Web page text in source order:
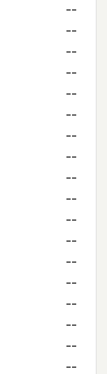
--
--
--
--
--
--
--
--
--
--
--
--
--
--
--
--
--
--